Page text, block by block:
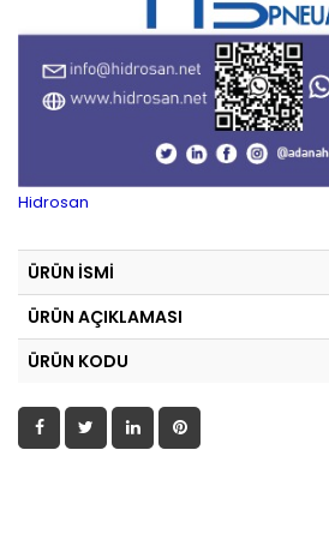
Hidrosan
ÜRÜN İSMİ
ÜRÜN AÇIKLAMASI
ÜRÜN KODU